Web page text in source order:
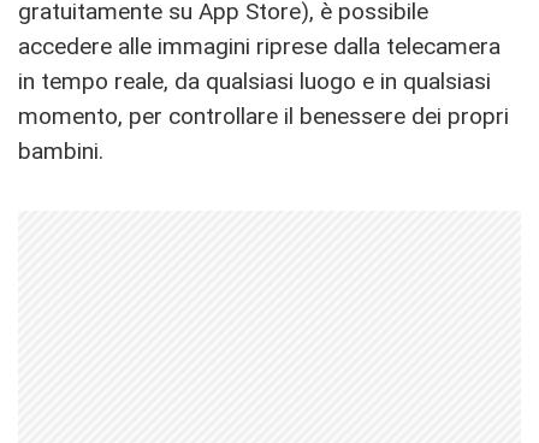
gratuitamente su App Store), è possibile
accedere alle immagini riprese dalla telecamera
in tempo reale, da qualsiasi luogo e in qualsiasi
momento, per controllare il benessere dei propri
bambini.